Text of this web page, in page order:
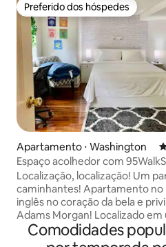
Preferido dos hóspedes
Preferido dos hóspedes
Apartamento ⋅ Washington
Espaço acolhedor com
coração de Adams Morgan
Localização, localização! Um
caminhantes! Apartamento no
inglês no coração da bela e
Adams Morgan! Localizado em
tranquila e a apenas 2
vibrante 18th St, onde há mais
Comodidades